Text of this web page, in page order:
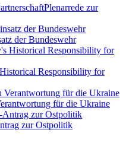
Plenarrede zur
der Bundeswehr
Responsibility for
für die Ukraine
zur Ostpolitik